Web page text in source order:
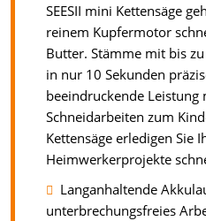
SEESII mini Kettensäge
reinem Kupfermotor
Butter. Stämme mit bis
in nur 10 Sekunden
beeindruckende
Schneidarbeiten zum
Kettensäge erledigen Sie
Heimwerkerprojekte
Langanhaltende
unterbrechungsfreies